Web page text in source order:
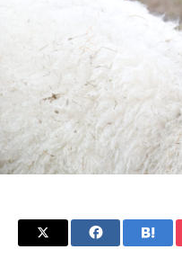
ペット
不用品回収
生活支援